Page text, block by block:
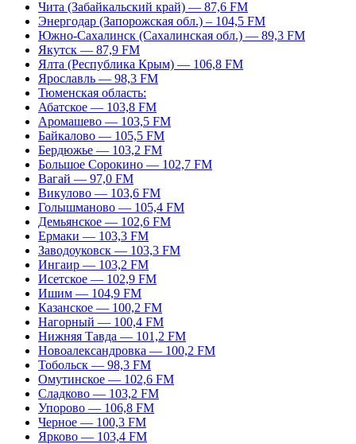
Чита (Забайкальский край) — 87,6 FM
Энергодар (Запорожская обл.) – 104,5 FM
Южно-Сахалинск (Сахалинская обл.) — 89,3 FM
Якутск — 87,9 FM
Ялта (Республика Крым) — 106,8 FM
Ярославль — 98,3 FM
Тюменская область:
Абатское — 103,8 FM
Аромашево — 103,5 FM
Байкалово — 105,5 FM
Бердюжье — 103,2 FM
Большое Сорокино — 102,7 FM
Вагай — 97,0 FM
Викулово — 103,6 FM
Голышманово — 105,4 FM
Демьянское — 102,6 FM
Ермаки — 103,3 FM
Заводоуковск — 103,3 FM
Ингаир — 103,2 FM
Исетское — 102,9 FM
Ишим — 104,9 FM
Казанское — 100,2 FM
Нагорный — 100,4 FM
Нижняя Тавда — 101,2 FM
Новоалександровка — 100,2 FM
Тобольск — 98,3 FM
Омутинское — 102,6 FM
Сладково — 103,2 FM
Упорово — 106,8 FM
Черное — 100,3 FM
Ярково — 103,4 FM